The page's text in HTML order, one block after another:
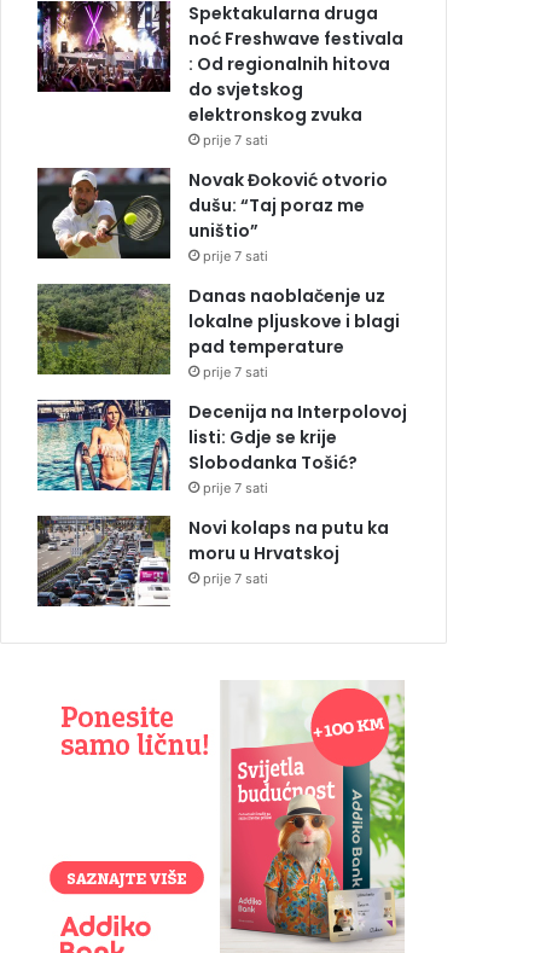
Spektakularna druga
noć Freshwave festivala
: Od regionalnih hitova
do svjetskog
elektronskog zvuka
prije 7 sati
Novak Đoković otvorio
dušu: “Taj poraz me
uništio”
prije 7 sati
Danas naoblačenje uz
lokalne pljuskove i blagi
pad temperature
prije 7 sati
Decenija na Interpolovoj
listi: Gdje se krije
Slobodanka Tošić?
prije 7 sati
Novi kolaps na putu ka
moru u Hrvatskoj
prije 7 sati